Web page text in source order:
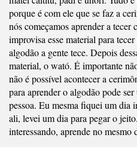
porque é com ele que se faz a
nós começamos aprender a tecer
improvisa esse material para
algodão a gente tece. Depois
material, o wató. É importante
não é possível acontecer a
para aprender o algodão pode
pessoa. Eu mesma fiquei um dia
ali, levei um dia para pegar o
interessando, aprende no mesmo